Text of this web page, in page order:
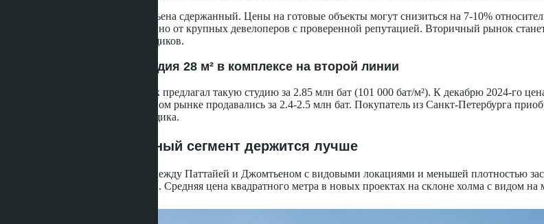
Прогноз на 2026 год для Джомтьена сдержанный. Цены на готовые объекты могут снизиться на 7-10%
осторожностью, преимущественно от крупных девелоперов с проверенной репутацией. Вторичный рынок
снижать цены быстрее застройщиков.
Конкретный пример: студия 28 м² в комплексе на второй линии
В феврале 2024 года застройщик предлагал такую студию за 2.85 млн бат (101 000 бат/м²). К декабрю 2024-го
аналогичные юниты на вторичном рынке продавались за 2.4-2.5 млн бат. Покупатель из Санкт-Петербурга
первоначальной ценой застройщика.
Пратамнак: премиальный сегмент держится лучше
Пратамнак - холмистый район между Паттайей и Джомтьеном с видовыми локациями и меньшей плотностью
скандинавы, русские инвесторы. Средняя цена квадратного метра в новых проектах на склоне холма с видом на